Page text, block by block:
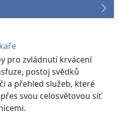
pro zvládnutí krvácení
postoj svědků
a přehled služeb, které
svou celosvětovou síť